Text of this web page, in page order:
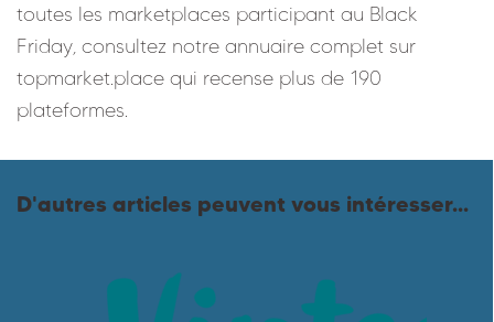
toutes les marketplaces participant au Black
Friday, consultez notre annuaire complet sur
topmarket.place qui recense plus de 190
plateformes.
D'autres articles peuvent vous intéresser...